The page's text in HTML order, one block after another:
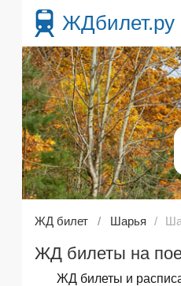
ЖДбилет.ру
ЖД билет Шарья
ЖД билеты на
ЖД билеты и